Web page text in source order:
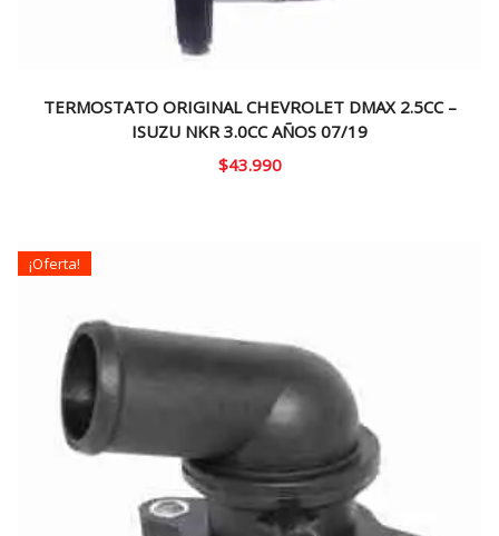
TERMOSTATO ORIGINAL CHEVROLET DMAX 2.5CC –
ISUZU NKR 3.0CC AÑOS 07/19
$43.990
¡Oferta!